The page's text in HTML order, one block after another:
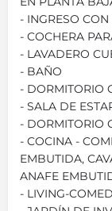
- INGRESO
- COCHERA
- LAVADERO
- BAÑO
- DORMITORIO
- SALA DE
- DORMITORIO
- COCINA -
EMBUTIDA,
ANAFE
- LIVING-